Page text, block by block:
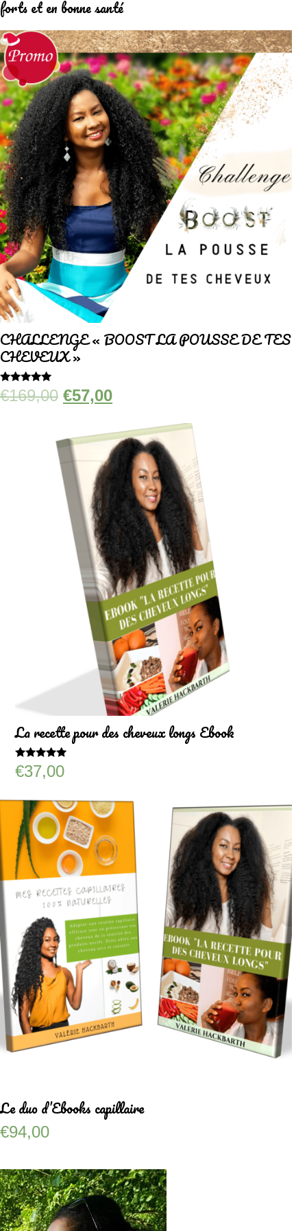
forts et en bonne santé
CHALLENGE « BOOST LA POUSSE DE TES
CHEVEUX »
Note
4.94
€169,00 Le
initial
était :
€169,00.
€57,00Le
actuel
est :
€57,00.
La recette pour des cheveux longs Ebook
Note
5.00
€37,00
Le duo d’Ebooks capillaire
€94,00